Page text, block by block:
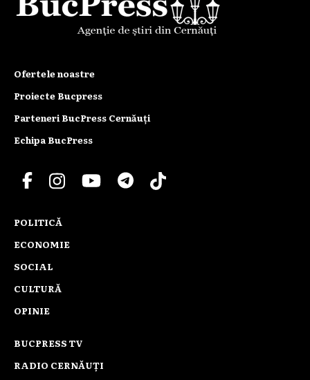
Ofertele noastre
Proiecte Bucpress
Parteneri BucPress Cernăuți
Echipa BucPress
POLITICĂ
ECONOMIE
SOCIAL
CULTURĂ
OPINIE
BUCPRESS TV
RADIO CERNĂUȚI